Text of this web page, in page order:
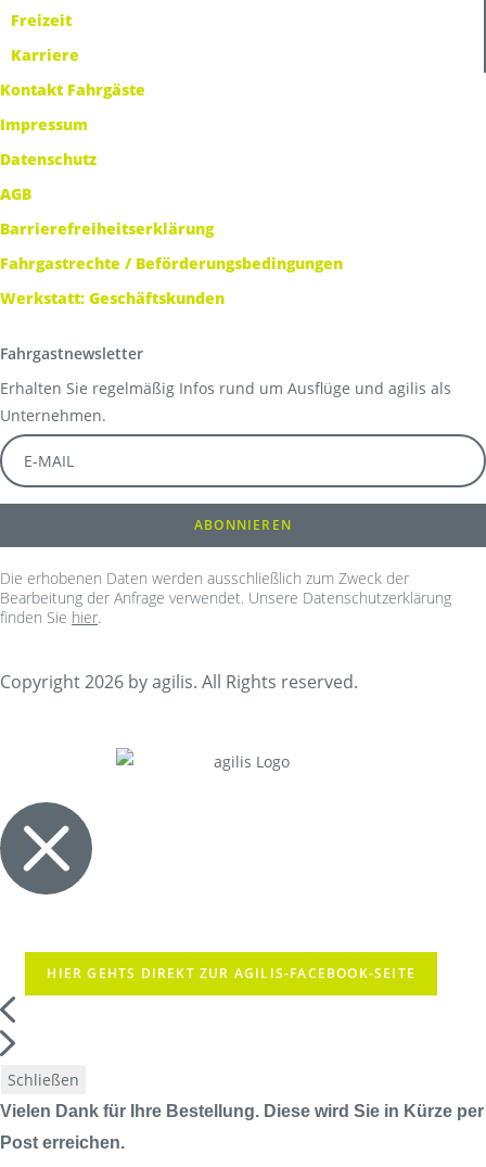
Freizeit
Karriere
Kontakt Fahrgäste
Impressum
Datenschutz
AGB
Barrierefreiheitserklärung
Fahrgastrechte / Beförderungsbedingungen
Werkstatt: Geschäftskunden
Fahrgastnewsletter
Erhalten Sie regelmäßig Infos rund um Ausflüge und agilis als
Unternehmen.
Die erhobenen Daten werden ausschließlich zum Zweck der
Bearbeitung der Anfrage verwendet. Unsere Datenschutzerklärung
finden Sie hier.
Copyright 2026 by agilis. All Rights reserved.
HIER GEHTS DIREKT ZUR AGILIS-FACEBOOK-SEITE
Schließen
Vielen Dank für Ihre Bestellung. Diese wird Sie in Kürze per
Post erreichen.